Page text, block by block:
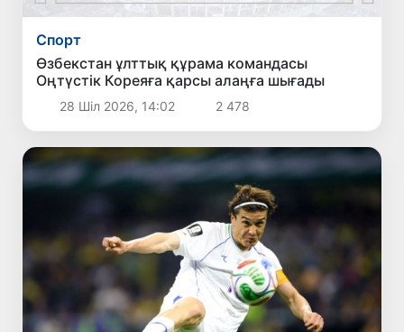
Спорт
Өзбекстан ұлттық құрама командасы
Оңтүстік Кореяға қарсы алаңға шығады
28 Шіл 2026, 14:02 2 478